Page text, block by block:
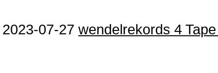
2023-07-27 wendelrekords 4